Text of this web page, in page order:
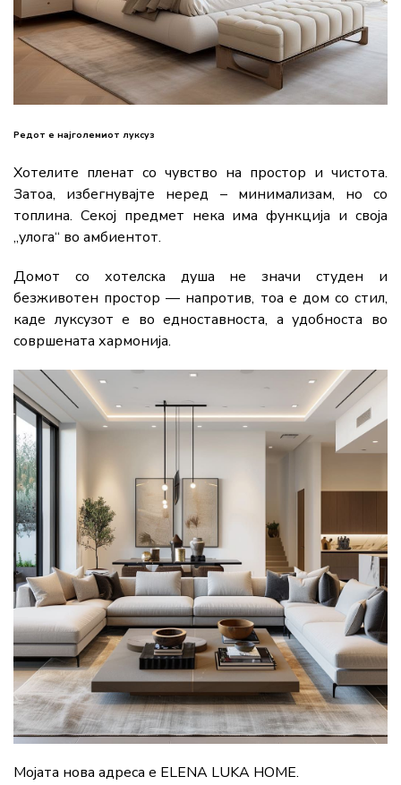
Редот е најголемиот луксуз
Хотелите пленат со чувство на простор и чистота.
Затоа, избегнувајте неред – минимализам, но со
топлина. Секој предмет нека има функција и своја
„улога“ во амбиентот.
Домот со хотелска душа не значи студен и
безживотен простор — напротив, тоа е дом со стил,
каде луксузот е во едноставноста, а удобноста во
совршената хармонија.
Мојата нова адреса е ELENA LUKA HOME.